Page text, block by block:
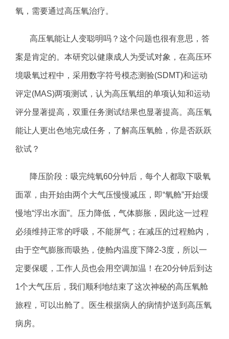
氧，需要通过高压氧治疗。
高压氧能让人变聪明吗？这个问题也很有意思，答
案是肯定的。本研究以健康成人为受试对象，在高压环
境吸氧过程中，采用数字符号模态测验(SDMT)和运动
评定(MAS)两项测试，认为高压氧组的单项认知和运动
评分显著提高，双重任务测试结果也显著提高。 高压氧
能让人更出色地完成任务，了解高压氧舱，你是否跃跃
欲试？
降压阶段：吸完纯氧60分钟后，每个人都取下吸氧
面罩，由开始由两个大气压慢慢减压，即“氧舱”开始缓
慢地“浮出水面”。压力降低，气体膨胀，因此这一过程
必须维持正常的呼吸，不能屏气；在减压的过程舱内，
由于空气膨胀而吸热，使舱内温度下降2-3度，所以一
定要保暖，工作人员也会用空调加温！在20分钟后到达
1个大气压后，我们顺利地结束了这次神秘的高压氧舱
旅程，可以出舱了。医生根据病人的病情护送到高压氧
病房。